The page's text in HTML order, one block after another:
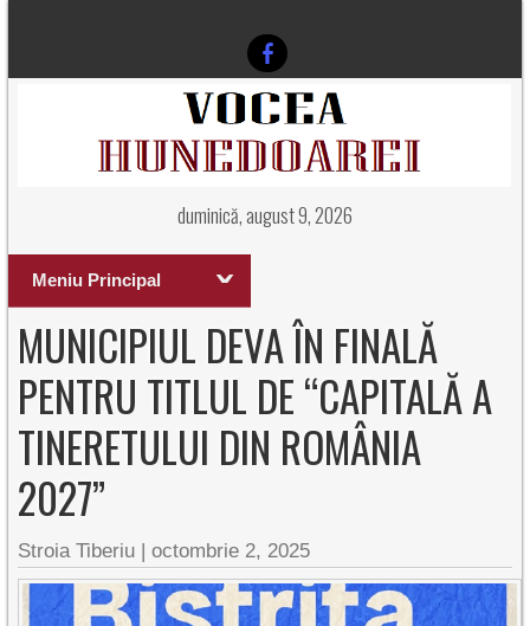
duminică, august 9, 2026
Meniu Principal
MUNICIPIUL DEVA ÎN FINALĂ
PENTRU TITLUL DE “CAPITALĂ A
TINERETULUI DIN ROMÂNIA
2027”
Stroia Tiberiu |octombrie 2, 2025